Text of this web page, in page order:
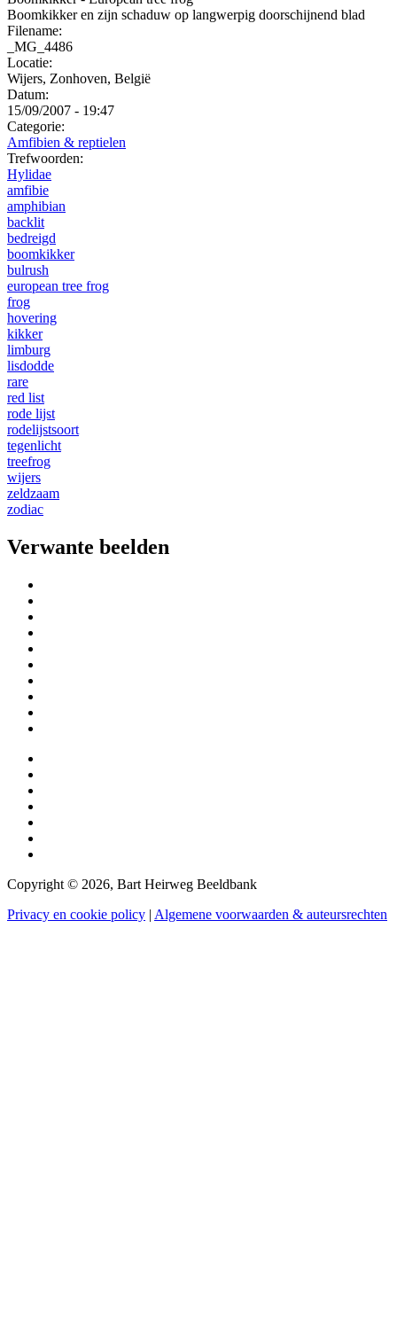
Boomkikker en zijn schaduw op langwerpig doorschijnend blad
Filename:
_MG_4486
Locatie:
Wijers, Zonhoven, België
Datum:
15/09/2007 - 19:47
Categorie:
Amfibien & reptielen
Trefwoorden:
Hylidae
amfibie
amphibian
backlit
bedreigd
boomkikker
bulrush
european tree frog
frog
hovering
kikker
limburg
lisdodde
rare
red list
rode lijst
rodelijstsoort
tegenlicht
treefrog
wijers
zeldzaam
zodiac
Verwante beelden
Copyright © 2026, Bart Heirweg Beeldbank
Privacy en cookie policy | Algemene voorwaarden & auteursrechten